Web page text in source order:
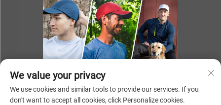
We value your privacy
We use cookies and similar tools to provide our services. If you
don't want to accept all cookies, click Personalize cookies.